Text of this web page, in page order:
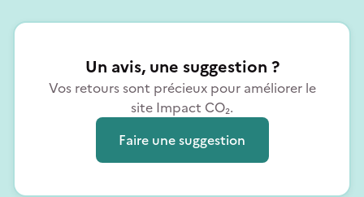
Un avis, une suggestion ?
Vos retours sont précieux pour améliorer le
site Impact CO₂.
Faire une suggestion